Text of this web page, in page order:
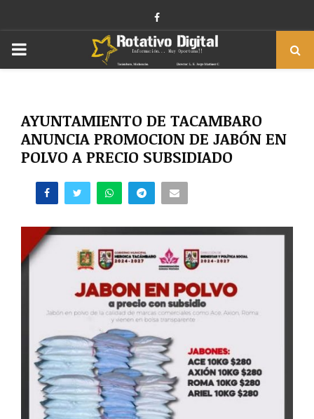
Facebook
PRIMARY
AYUNTAMIENTO DE TACAMBARO
ANUNCIA PROMOCION DE JABÓN EN
POLVO A PRECIO SUBSIDIADO